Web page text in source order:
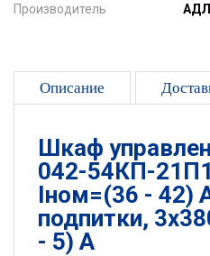
Производитель
АДЛ
Описание
Шкаф
042-54КП-
Iном=(36 - 42)
подпитки,
- 5) А